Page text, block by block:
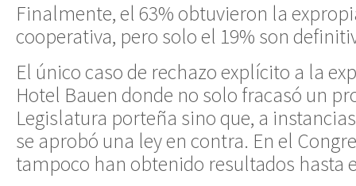
Finalmente, el 63% obtuvieron la
cooperativa, pero solo el 19% son
El único caso de rechazo explícito a la
Hotel Bauen donde no solo fracasó un
Legislatura porteña sino que, a
se aprobó una ley en contra. En el
tampoco han obtenido resultados hasta